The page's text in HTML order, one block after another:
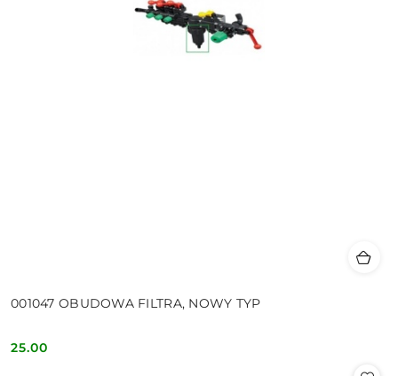
001047 OBUDOWA FILTRA, NOWY TYP
Cena:
25.00